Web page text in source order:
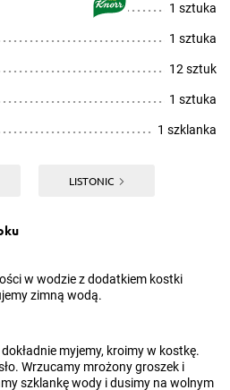
1 sztuka
1 sztuka
12 sztuk
1 sztuka
1 szklanka
LISTONIC
w wodzie z dodatkiem kostki
zimną wodą.
myjemy, kroimy w kostkę.
Wrzucamy mrożony groszek i
szklankę wody i dusimy na wolnym